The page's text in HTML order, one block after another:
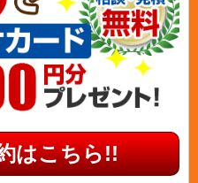
はこちら!!